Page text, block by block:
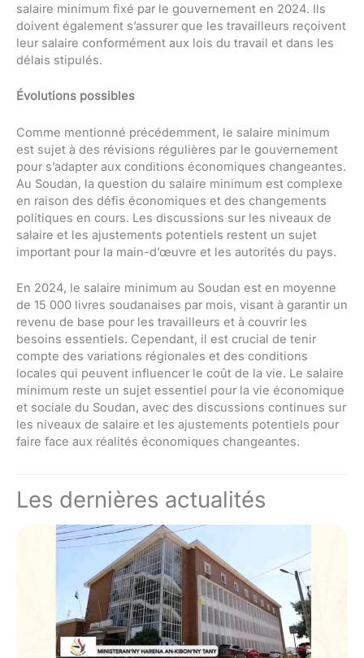
salaire minimum fixé par le gouvernement en 2024. Ils
doivent également s’assurer que les travailleurs reçoivent
leur salaire conformément aux lois du travail et dans les
délais stipulés.
Évolutions possibles
Comme mentionné précédemment, le salaire minimum
est sujet à des révisions régulières par le gouvernement
pour s’adapter aux conditions économiques changeantes.
Au Soudan, la question du salaire minimum est complexe
en raison des défis économiques et des changements
politiques en cours. Les discussions sur les niveaux de
salaire et les ajustements potentiels restent un sujet
important pour la main-d’œuvre et les autorités du pays.
En 2024, le salaire minimum au Soudan est en moyenne
de 15 000 livres soudanaises par mois, visant à garantir un
revenu de base pour les travailleurs et à couvrir les
besoins essentiels. Cependant, il est crucial de tenir
compte des variations régionales et des conditions
locales qui peuvent influencer le coût de la vie. Le salaire
minimum reste un sujet essentiel pour la vie économique
et sociale du Soudan, avec des discussions continues sur
les niveaux de salaire et les ajustements potentiels pour
faire face aux réalités économiques changeantes.
Les dernières actualités